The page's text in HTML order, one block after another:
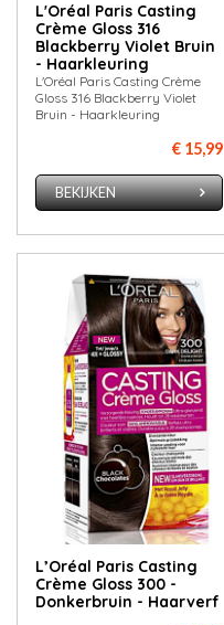
L'Oréal Paris Casting
Crème Gloss 316
Blackberry Violet Bruin
- Haarkleuring
L'Oréal Paris Casting Crème
Gloss 316 Blackberry Violet
Bruin - Haarkleuring
€ 15,99
BEKIJKEN
L’Oréal Paris Casting
Crème Gloss 300 -
Donkerbruin - Haarverf